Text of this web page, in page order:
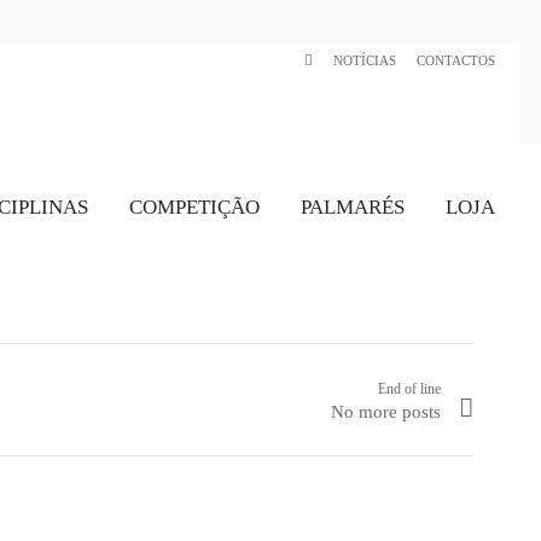
NOTÍCIAS CONTACTOS
COMPETIÇÃO PALMARÉS LOJA
End of line
No more posts